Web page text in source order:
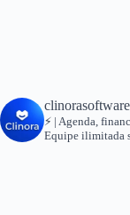
clinorasoftware
⚡ | Agenda,
Equipe ilimitada